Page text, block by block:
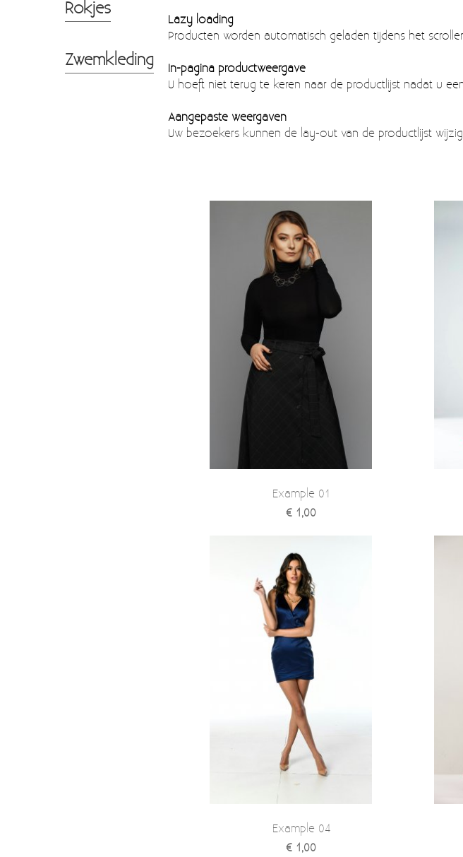
Rokjes
Zwemkleding
Lazy loading
Producten worden automatisch geladen tijdens het
In-pagina productweergave
U hoeft niet terug te keren naar de productlijst nadat u
Aangepaste weergaven
Uw bezoekers kunnen de lay-out van de productlijst
Example 01
€ 1,00
Example 04
€ 1,00